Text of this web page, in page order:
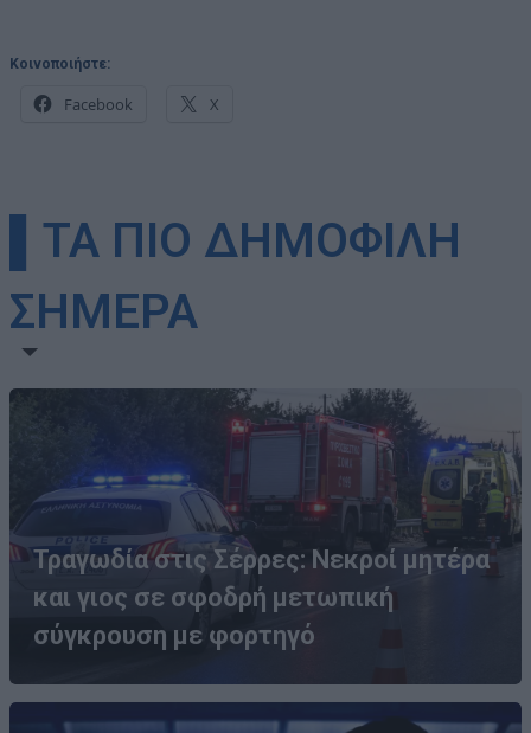
Κοινοποιήστε:
Facebook X
▌ΤΑ ΠΙΟ ΔΗΜΟΦΙΛΗ
ΣΗΜΕΡΑ
Τραγωδία στις Σέρρες: Νεκροί μητέρα
και γιος σε σφοδρή μετωπική
σύγκρουση με φορτηγό